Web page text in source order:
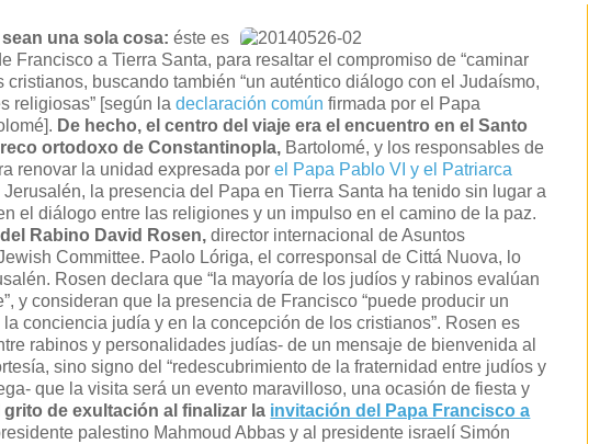
una sola cosa:éste es
Francisco a Tierra Santa, para resaltar el compromiso de “caminar
cristianos, buscando también “un auténtico diálogo con el Judaísmo,
religiosas” [según ladeclaración comúnfirmada por el Papa
De hecho, el centro del viaje era el encuentro en el Santo
ortodoxo de Constantinopla, Bartolomé, y los responsables de
renovar la unidad expresada porel Papa Pablo VI y el Patriarca
Jerusalén, la presencia del Papa en Tierra Santa ha tenido sin lugar a
el diálogo entre las religiones y un impulso en el camino de la paz.
Rabino David Rosen,director internacional de Asuntos
Committee. Paolo Lóriga, el corresponsal de Cittá Nuova, lo
Rosen declara que “la mayoría de los judíos y rabinos evalúan
y consideran que la presencia de Francisco “puede producir un
conciencia judía y en la concepción de los cristianos”. Rosen es
rabinos y personalidades judías- de un mensaje de bienvenida al
sino signo del “redescubrimiento de la fraternidad entre judíos y
que la visita será un evento maravilloso, una ocasión de fiesta y
grito de exultación al finalizar la invitación del Papa Francisco a
palestino Mahmoud Abbas y al presidente israelí Simón